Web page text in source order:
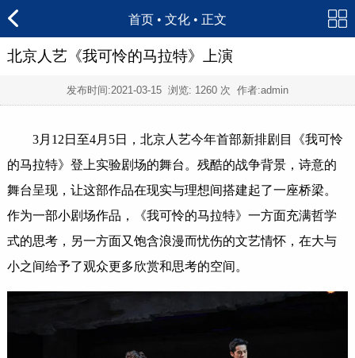
首页 • 文化 • 正文
北京人艺《我可怜的马拉特》上演
发布时间:2021-03-15 浏览: 1260 次 作者:admin
3月12日至4月5日，北京人艺今年首部新排剧目《我可怜
的马拉特》登上实验剧场的舞台。残酷的战争背景，诗意的
舞台呈现，让这部作品在现实与理想间搭建起了一座桥梁。
作为一部小剧场作品，《我可怜的马拉特》一方面充满哲学
式的思考，另一方面又饱含浪漫而忧伤的文艺情怀，在大与
小之间给予了观众更多欣赏和思考的空间。